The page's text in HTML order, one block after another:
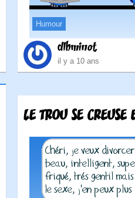
Humour
dlbminot
il y a 10 ans
LE TROU SE CREUSE